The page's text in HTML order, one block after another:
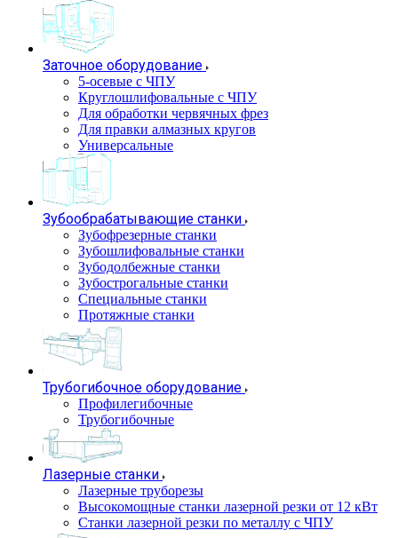
Заточное оборудование
5-осевые с ЧПУ
Круглошлифовальные с ЧПУ
Для обработки червячных фрез
Для правки алмазных кругов
Универсальные
Зубообрабатывающие станки
Зубофрезерные станки
Зубошлифовальные станки
Зубодолбежные станки
Зубострогальные станки
Специальные станки
Протяжные станки
Трубогибочное оборудование
Профилегибочные
Трубогибочные
Лазерные станки
Лазерные труборезы
Высокомощные станки лазерной резки от 12 кВт
Станки лазерной резки по металлу с ЧПУ